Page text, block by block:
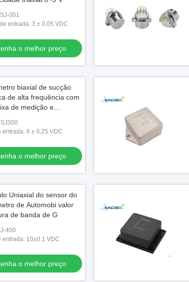
001
entrada: 3 ± 0,05 VDC
o melhor preço
biaxial de sucção
de alta frequência com
de medição e
entrada: 6 ± 0,25 VDC
o melhor preço
Uniaxial do sensor do
de Automobi valor
de banda de G
400
entrada: 10±0.1 VDC
o melhor preço